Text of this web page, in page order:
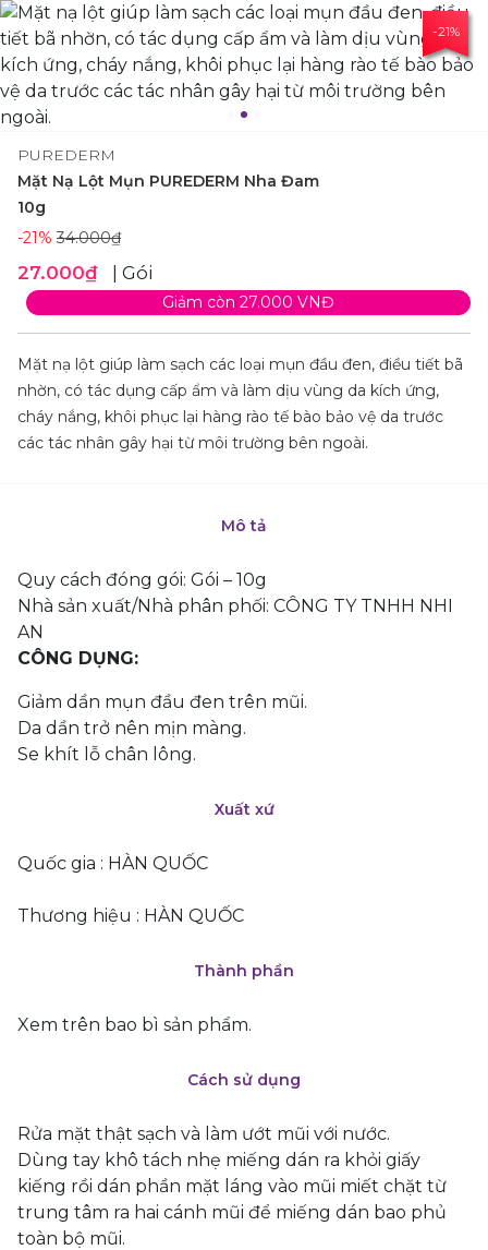
-21%
PUREDERM
Mặt Nạ Lột Mụn PUREDERM Nha Đam
10g
-21% 34.000₫
27.000₫ | Gói
Giảm còn 27.000 VNĐ
Mặt nạ lột giúp làm sạch các loại mụn đầu đen, điều tiết bã
nhờn, có tác dụng cấp ẩm và làm dịu vùng da kích ứng,
cháy nắng, khôi phục lại hàng rào tế bào bảo vệ da trước
các tác nhân gây hại từ môi trường bên ngoài.
Mô tả
Quy cách đóng gói: Gói – 10g
Nhà sản xuất/Nhà phân phối: CÔNG TY TNHH NHI
AN
CÔNG DỤNG:
Giảm dần mụn đầu đen trên mũi.
Da dần trở nên mịn màng.
Se khít lỗ chân lông.
Xuất xứ
Quốc gia : HÀN QUỐC
Thương hiệu : HÀN QUỐC
Thành phần
Xem trên bao bì sản phẩm.
Cách sử dụng
Rửa mặt thật sạch và làm ướt mũi với nước.
Dùng tay khô tách nhẹ miếng dán ra khỏi giấy
kiếng rồi dán phần mặt láng vào mũi miết chặt từ
trung tâm ra hai cánh mũi để miếng dán bao phủ
toàn bộ mũi.